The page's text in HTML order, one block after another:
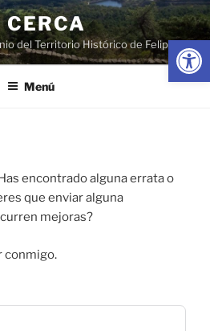
Abrir
CERCA
del Territorio Histórico de Felipe II
Menú
encontrado alguna errata o
que enviar alguna
mejoras?
conmigo.